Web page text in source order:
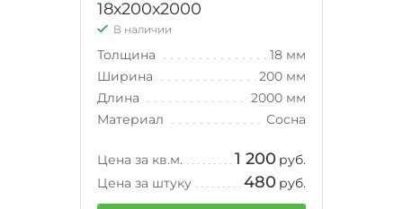
18х200х2000
В наличии
Толщина
18 мм
Ширина
200 мм
Длина
2000 мм
Материал
Сосна
Цена за кв.м. 1 200 руб.
Цена за штуку
480 руб.